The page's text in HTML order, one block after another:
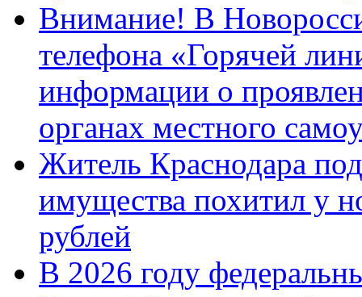
Внимание! В
телефона «Горячей
информации о
органах местного
Житель Краснодара
имущества похитил у
рублей
В 2026 году